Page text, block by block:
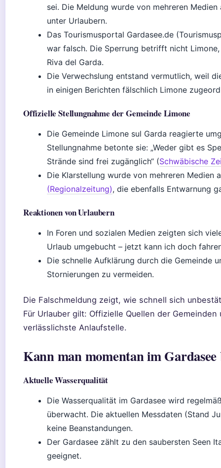
sei. Die Meldung wurde von mehreren
unter Urlaubern.
Das Tourismusportal Gardasee.de
war falsch. Die Sperrung betrifft nicht
Riva del Garda.
Die Verwechslung entstand vermutlich, weil
in einigen Berichten fälschlich Limone
Offizielle Stellungnahme der Gemeinde Limone
Die Gemeinde Limone sul Garda reagierte
Stellungnahme betonte sie: „Weder gibt es
Strände sind frei zugänglich“ (Schwäbische
Die Klarstellung wurde von mehreren
(Regionalzeitung), die ebenfalls Entwarnung
Reaktionen von Urlaubern
In Foren und sozialen Medien zeigten sich
Urlaub umgebucht – jetzt kann ich doch
Die schnelle Aufklärung durch die Gemeinde
Stornierungen zu vermeiden.
Die Falschmeldung zeigt, wie schnell sich
Für Urlauber gilt: Offizielle Quellen der
verlässlichste Anlaufstelle.
Kann man momentan im Gardasee
Aktuelle Wasserqualität
Die Wasserqualität im Gardasee wird
überwacht. Die aktuellen Messdaten (Stand
keine Beanstandungen.
Der Gardasee zählt zu den saubersten Seen
geeignet.